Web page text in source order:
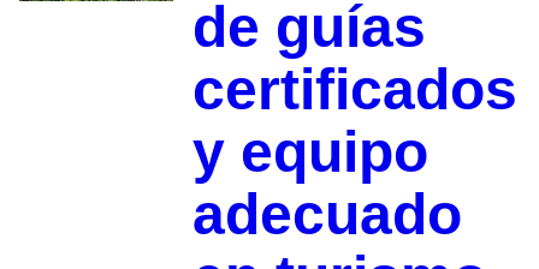
de guías
certificados
y equipo
adecuado